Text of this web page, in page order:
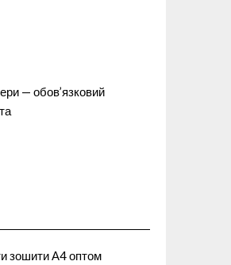
— обов’язковий
зошити А4 оптом